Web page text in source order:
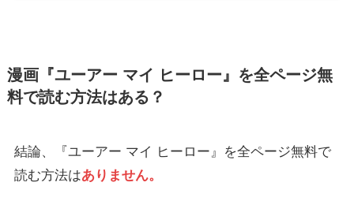
漫画『ユーアー マイ ヒーロー』を全ページ無
料で読む方法はある？
結論、『ユーアー マイ ヒーロー』を全ページ無料で
読む方法はありません。